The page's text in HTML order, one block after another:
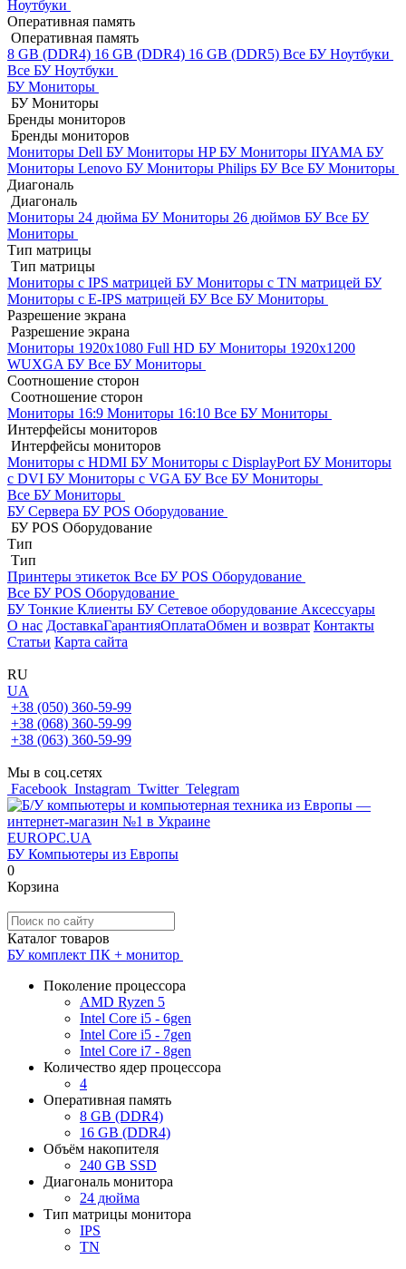
Ноутбуки
Оперативная память
Оперативная память
8 GB (DDR4) 16 GB (DDR4) 16 GB (DDR5) Все БУ Ноутбуки
Все БУ Ноутбуки
БУ Мониторы
БУ Мониторы
Бренды мониторов
Бренды мониторов
Мониторы Dell БУМониторы HP БУМониторы IIYAMA БУ
Мониторы Lenovo БУМониторы Philips БУВсе БУ Мониторы
Диагональ
Диагональ
Мониторы 24 дюйма БУМониторы 26 дюймов БУВсе БУ
Мониторы
Тип матрицы
Тип матрицы
Мониторы с IPS матрицей БУМониторы с TN матрицей БУ
Мониторы с E-IPS матрицей БУВсе БУ Мониторы
Разрешение экрана
Разрешение экрана
Мониторы 1920x1080 Full HD БУМониторы 1920x1200
WUXGA БУВсе БУ Мониторы
Соотношение сторон
Соотношение сторон
Мониторы 16:9 Мониторы 16:10 Все БУ Мониторы
Интерфейсы мониторов
Интерфейсы мониторов
Мониторы с HDMI БУМониторы с DisplayPort БУМониторы
с DVI БУМониторы с VGA БУВсе БУ Мониторы
Все БУ Мониторы
БУ Сервера БУ POS Оборудование
БУ POS Оборудование
Тип
Тип
Принтеры этикеток Все БУ POS Оборудование
Все БУ POS Оборудование
БУ Тонкие Клиенты БУ Сетевое оборудование Аксессуары
О нас ДоставкаГарантияОплатаОбмен и возврат Контакты
Статьи Карта сайта
RU
UA
+38 (050) 360-59-99
+38 (068) 360-59-99
+38 (063) 360-59-99
Мы в соц.сетях
Facebook Instagram Twitter Telegram
EUROPC.UA
БУ Компьютеры из Европы
0
Корзина
Каталог товаров
БУ комплект ПК + монитор
Поколение процессора
AMD Ryzen 5
Intel Core i5 - 6gen
Intel Core i5 - 7gen
Intel Core i7 - 8gen
Количество ядер процессора
4
Оперативная память
8 GB (DDR4)
16 GB (DDR4)
Объём накопителя
240 GB SSD
Диагональ монитора
24 дюйма
Тип матрицы монитора
IPS
TN